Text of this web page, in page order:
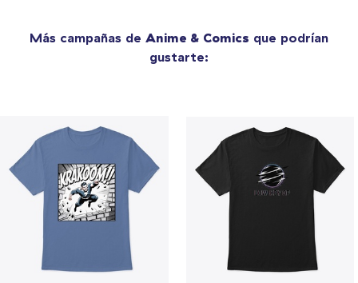
Más campañas de Anime & Comics que podrían
gustarte: